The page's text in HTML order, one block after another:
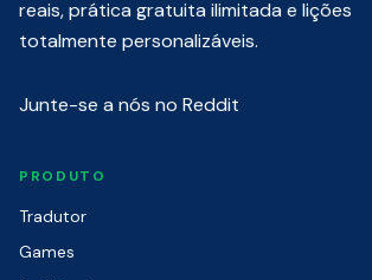
reais, prática gratuita ilimitada e lições
totalmente personalizáveis.
Junte-se a nós no Reddit
PRODUTO
Tradutor
Games